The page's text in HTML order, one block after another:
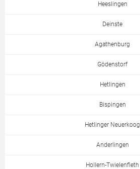
Heeslingen
Deinste
Agathenburg
Gödenstorf
Hetlingen
Bispingen
Hetlinger Neuerkoog
Anderlingen
Hollern-Twielenfleth